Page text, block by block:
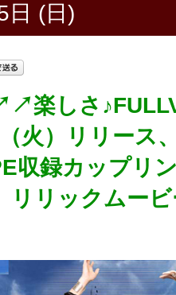
日 (日)
楽しさ
火）リリース
収録カップリ
リリックムー